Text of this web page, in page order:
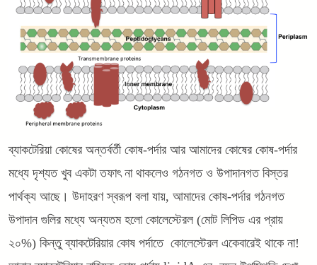
ব্যাকটেরিয়া কোষের অন্তর্বর্তী কোষ-পর্দার আর আমাদের কোষের কোষ-পর্দার
মধ্যে দৃশ্যত খুব একটা তফাৎ না থাকলেও গঠনগত ও উপাদানগত বিস্তর
পার্থক্য আছে। উদাহরণ স্বরূপ বলা যায়, আমাদের কোষ-পর্দার গঠনগত
উপাদান গুলির মধ্যে অন্যতম হলো কোলেস্টেরল (মোট লিপিড এর প্রায়
২০%) কিন্তু ব্যাকটেরিয়ার কোষ পর্দাতে কোলেস্টেরল একেবারেই থাকে না!